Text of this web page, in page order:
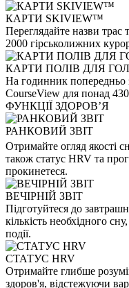
КАРТИ SKIVIEW™
Переглядайте назви трас
2000 гірськолижних
КАРТИ ПОЛІВ ДЛЯ
На годинник попередньо
CourseView для понад
ФУНКЦІЇ ЗДОРОВʼЯ
РАНКОВИЙ ЗВІТ
Отримайте огляд якості
також статус HRV та
прокинетеся.
ВЕЧІРНІЙ ЗВІТ
Підготуйтеся до
кількість необхідного
події.
СТАТУС HRV
Отримайте глибше
здоров'я, відстежуючи